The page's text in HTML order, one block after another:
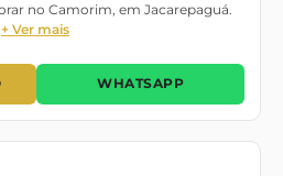
no Camorim, em Jacarepaguá.
+ Ver mais
WHATSAPP